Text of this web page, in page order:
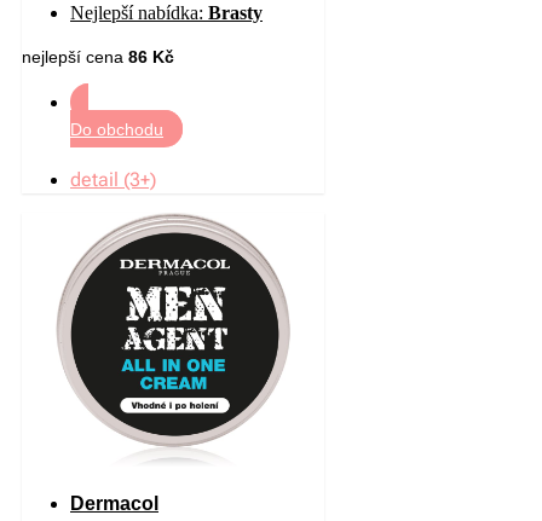
Nejlepší nabídka: Brasty
nejlepší cena 86 Kč
Do obchodu
detail (3+)
Dermacol